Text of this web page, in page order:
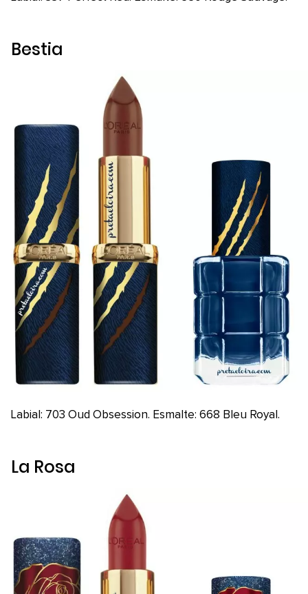
Bestia
Labial: 703 Oud Obsession. Esmalte: 668 Bleu Royal.
La Rosa